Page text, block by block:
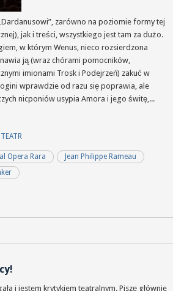
zarówno na poziomie formy tej
jak i treści, wszystkiego jest tam za dużo.
w którym Wenus, nieco rozsierdzona
ją (wraz chórami pomocników,
imionami Trosk i Podejrzeń) zakuć w
wprawdzie od razu się poprawia, ale
nicponiów usypia Amora i jego świtę,...
TEATR
Opera Rara
Jean Philippe Rameau
i jestem krytykiem teatralnym. Piszę głównie